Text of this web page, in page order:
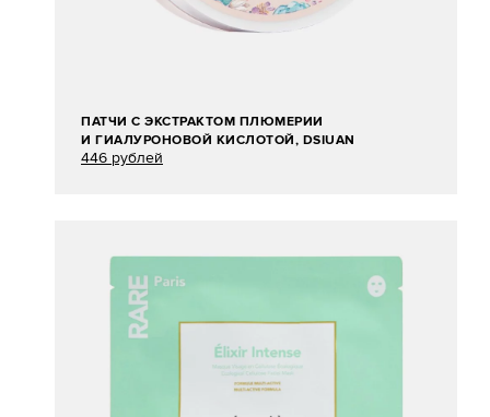
ПАТЧИ С ЭКСТРАКТОМ ПЛЮМЕРИИ
И ГИАЛУРОНОВОЙ КИСЛОТОЙ, DSIUAN
446 рублей